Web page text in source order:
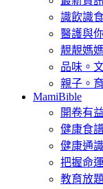
識飲識
醫護與
靚靚媽媽
品味。
親子。
MamiBible
開卷有益
健康食
健康通
把握命運
教育放題